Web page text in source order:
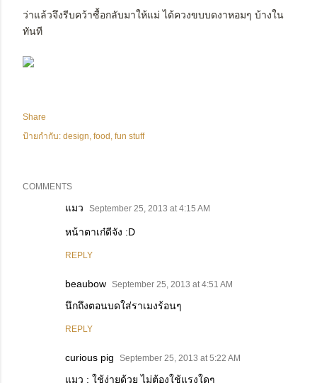
ว่าแล้วจึงรีบคว้าซื้อกลับมาให้แม่ ได้ควงขบบดงาหอมๆ บ้างใน
ทันที
Share
ป้ายกำกับ: design food fun stuff
COMMENTS
แมว September 25, 2013 at 4:15 AM
หน้าตาเก๋ดีจัง :D
REPLY
beaubow September 25, 2013 at 4:51 AM
นึกถึงตอนบดใส่ราเมงร้อนๆ
REPLY
curious pig September 25, 2013 at 5:22 AM
แมว : ใช้ง่ายด้วย ไม่ต้องใช้แรงใดๆ